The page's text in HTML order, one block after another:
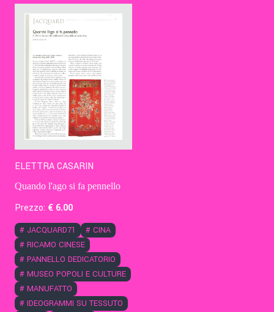
Contatti
Eng
ELETTRA CASARIN
Quando l'ago si fa pennello
Prezzo: € 6.00
# JACQUARD71 # CINA
# RICAMO CINESE
# PANNELLO DEDICATORIO
# MUSEO POPOLI E CULTURE
# MANUFATTO
# IDEOGRAMMI SU TESSUTO